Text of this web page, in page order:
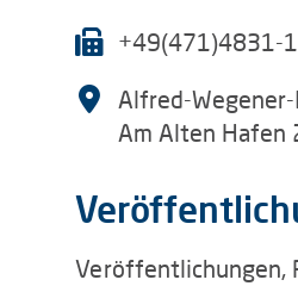
+49(471)4831-
Alfred-
Am Alten Hafen
Veröffentlichungen,